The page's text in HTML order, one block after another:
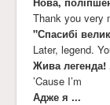
Thank you very
"Спасибі
Later, legend.
Жива
’Cause I’m
Адже я ...